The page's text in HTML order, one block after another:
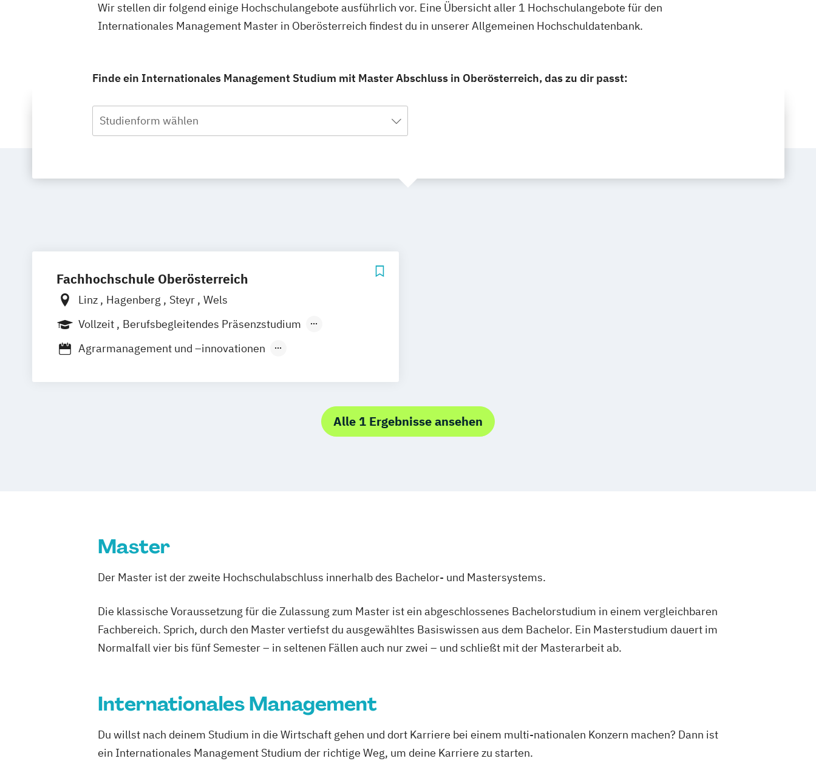
Wir stellen dir folgend einige Hochschulangebote ausführlich vor. Eine Übersicht aller 1 Hochschulangebote für den
Internationales Management Master in Oberösterreich findest du in unserer Allgemeinen Hochschuldatenbank.
Finde ein Internationales Management Studium mit Master Abschluss in Oberösterreich, das zu dir passt:
Studienform wählen
Fachhochschule Oberösterreich
Linz Hagenberg Steyr
Wels
Vollzeit
Berufsbegleitendes Präsenzstudium
Duales Studium
Agrarmanagement und –innovationen
Angewandte Energietechnik Anlagenbau
Automotive Computing
Digital Business Management
Global Sales and Marketing (EN)
Hardware-Software-Design
Human Enhancement and Ethics
Information Engineering und -Management
Innovation and Product Management (EN) Innovation
Product & Engineering Management
Alle 1 Ergebnisse ansehen
Master
Der Master ist der zweite Hochschulabschluss innerhalb des Bachelor- und Mastersystems.
Die klassische Voraussetzung für die Zulassung zum Master ist ein abgeschlossenes Bachelorstudium in einem vergleichbaren
Fachbereich. Sprich, durch den Master vertiefst du ausgewähltes Basiswissen aus dem Bachelor. Ein Masterstudium dauert im
Normalfall vier bis fünf Semester – in seltenen Fällen auch nur zwei – und schließt mit der Masterarbeit ab.
Internationales Management
Du willst nach deinem Studium in die Wirtschaft gehen und dort Karriere bei einem multi-nationalen Konzern machen? Dann ist
ein Internationales Management Studium der richtige Weg, um deine Karriere zu starten.